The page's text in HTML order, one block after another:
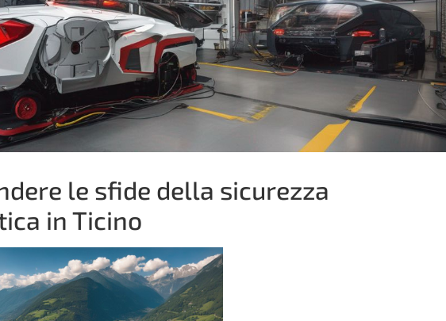
le sfide della sicurezza
in Ticino